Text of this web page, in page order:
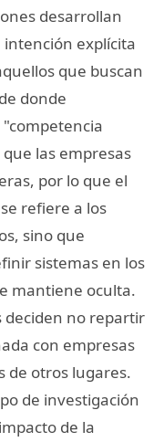
desarrollan
explícita
que buscan
donde
las empresas
por lo que el
refiere a los
sino que
sistemas en los
mantiene oculta.
deciden no repartir
con empresas
de otros lugares.
de investigación
de la